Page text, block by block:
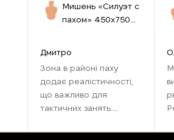
Мишень «Силуэт с
пахом» 450х750
Дмитро
Зона в районі паху
додає реалістичності,
що важливо для
тактичних занять.
наших тренувань,